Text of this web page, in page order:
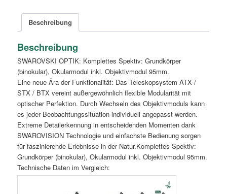
Beschreibung
Beschreibung
SWAROVSKI OPTIK: Komplettes Spektiv: Grundkörper
(binokular), Okularmodul inkl. Objektivmodul 95mm.
Eine neue Ära der Funktionalität: Das Teleskopsystem ATX /
STX / BTX vereint außergewöhnlich flexible Modularität mit
optischer Perfektion. Durch Wechseln des Objektivmoduls kann
es jeder Beobachtungssituation individuell angepasst werden.
Extreme Detailerkennung in entscheidenden Momenten dank
SWAROVISION Technologie und einfachste Bedienung sorgen
für faszinierende Erlebnisse in der Natur.Komplettes Spektiv:
Grundkörper (binokular), Okularmodul inkl. Objektivmodul 95mm.
Technische Daten im Vergleich: